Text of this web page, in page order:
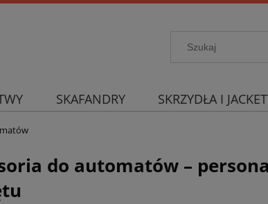
SKAFANDRY SKRZYDŁA I
do automatów –